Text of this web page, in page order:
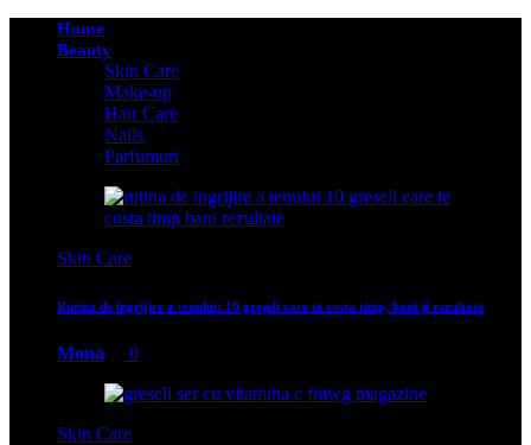
Home
Beauty
Skin Care
Make-up
Hair Care
Nails
Parfumuri
Skin Care
Rutina de îngrijire a tenului: 10 greșeli care te costa timp, bani și rezultate
Mona 0
Skin Care